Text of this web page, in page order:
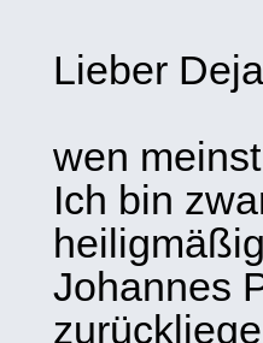
Lieber
wen
Ich bin
Johannes